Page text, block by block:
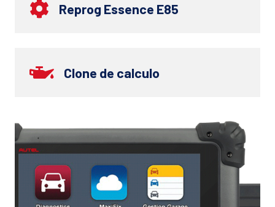
Reprog Essence E85
Clone de calculo